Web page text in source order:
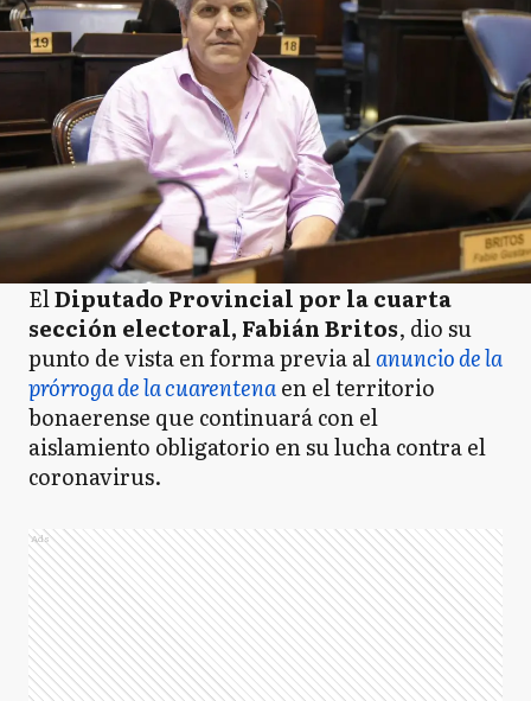
ElDiputado Provincial por la cuarta
sección electoral, Fabián Britos, dio su
punto de vista en forma previa alanuncio de la
prórroga de la cuarentenaen el territorio
bonaerense que continuará con el
aislamiento obligatorio en su lucha contra el
coronavirus.
Ads